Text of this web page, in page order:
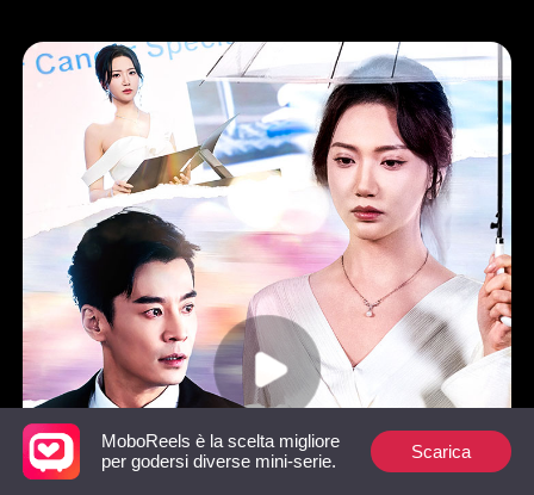
MoboReels è la scelta migliore
per godersi diverse mini-serie.
Scarica